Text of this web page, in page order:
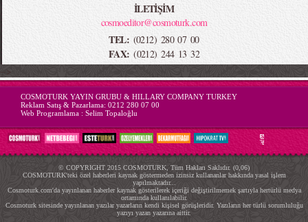
İLETİŞİM
cosmoeditor@cosmoturk.com
TEL: (0212) 280 07 00
FAX: (0212) 244 13 32
-->
COSMOTURK YAYIN GRUBU & HILLARY COMPANY TURKEY
Reklam Satış & Pazarlama: 0212 280 07 00
Web Programlama : Selim Topaloğlu
© COPYRIGHT 2015 COSMOTURK, Tüm Hakları Saklıdır. (0,06)
COSMOTURK'teki özel haberleri kaynak göstermeden izinsiz kullananlar hakkında yasal işlem
yapılmaktadır...
Cosmoturk.com'da yayınlanan haberler kaynak gösterilerek içeriği değiştirilmemek şartıyla hertürlü medya
ortamında kullanılabilir.
Cosmoturk sitesinde yayınlanan yazılar yazarların kendi kişisel görüşleridir. Yazıların her türlü sorumluluğu
yazıyı yazan yazarına aittir.